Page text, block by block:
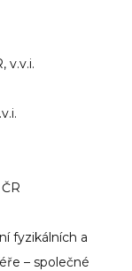
v.v.i.
fyzikálních a
– společné